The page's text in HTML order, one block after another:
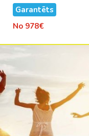
Garantēts
No 978€